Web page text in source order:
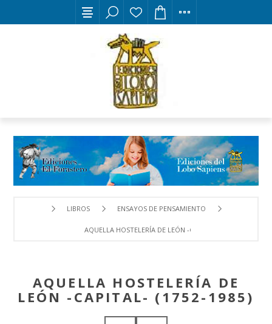
LIBROS ENSAYOS DE PENSAMIENTO
AQUELLA HOSTELERÍA DE LEÓN -CAPITAL- (1752-1985)
AQUELLA HOSTELERÍA DE
LEÓN -CAPITAL- (1752-1985)